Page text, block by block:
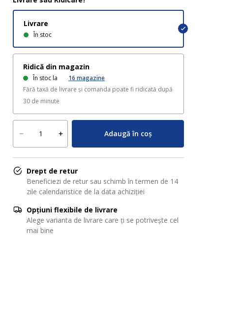
Livrare
În stoc
Ridică din magazin
În stoc la 16 magazine
Fără taxă de livrare și comanda poate fi ridicată după
30 de minute
Adaugă în coș
Drept de retur
Beneficiezi de retur sau schimb în termen de 14
zile calendaristice de la data achiziției
Opțiuni flexibile de livrare
Alege varianta de livrare care ți se potrivește cel
mai bine